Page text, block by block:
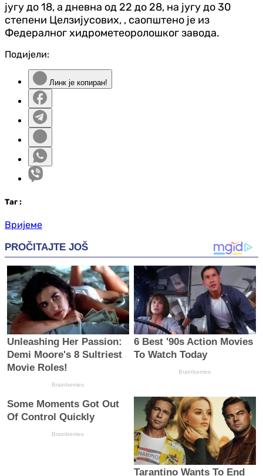
југу до 18, а дневна од 22 до 28, на југу до 30
степени Целзијусових, , саопштено је из
Федералног хидрометеоролошког завода.
Подијели:
Линк је копиран!
Таг :
Вријеме